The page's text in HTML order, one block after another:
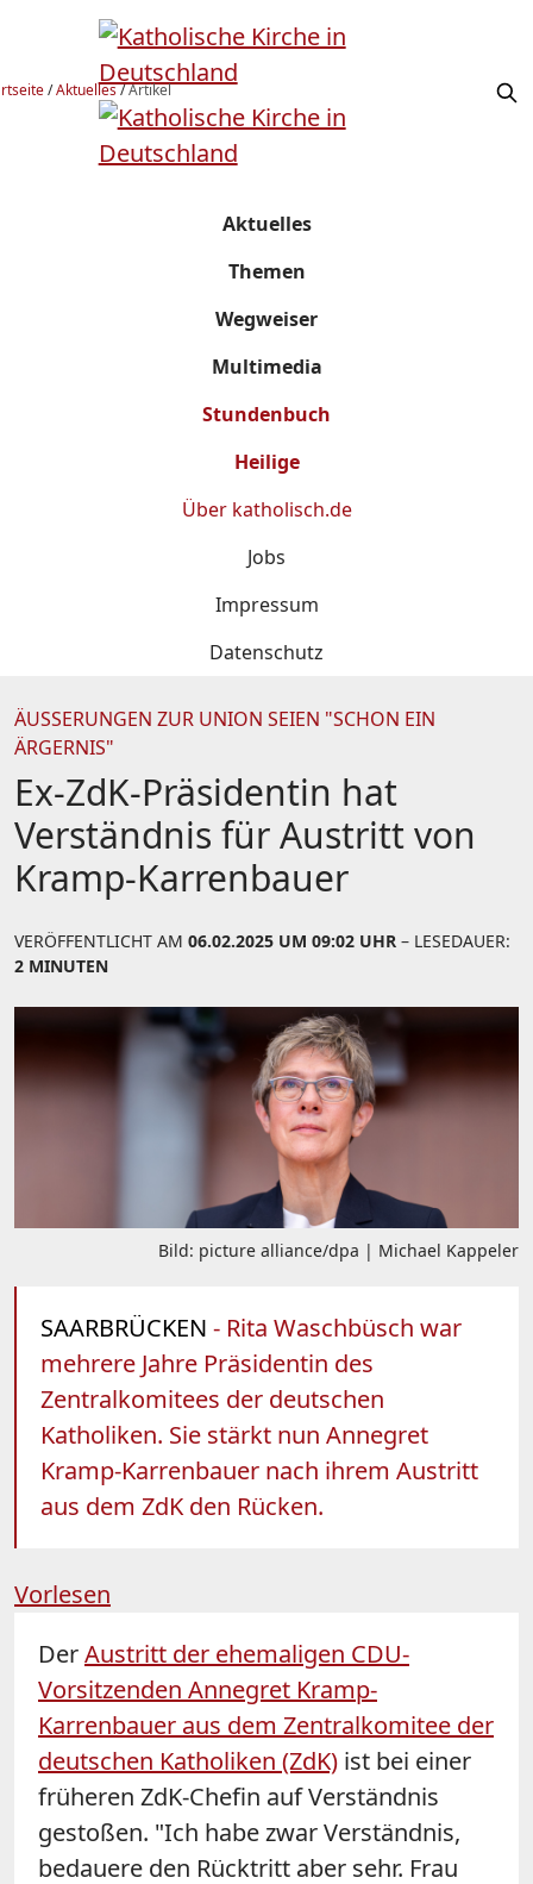
/Aktuelles/Artikel
Aktuelles
Themen
Wegweiser
Multimedia
Stundenbuch
Heilige
Über katholisch.de
Jobs
Impressum
Datenschutz
ÄUSSERUNGEN ZUR UNION SEIEN "SCHON EIN Ä
RGERNIS"
Ex-ZdK-Präsidentin hat
Verständnis für Austritt von
Kramp-Karrenbauer
VERÖFFENTLICHT AM 06.02.2025 UM 09:02 UHR – LESEDAUER:
2 MINUTEN
Bild: picture alliance/dpa | Michael Kappeler
SAARBRÜCKEN - Rita Waschbüsch war
mehrere Jahre Präsidentin des
Zentralkomitees der deutschen
Katholiken. Sie stärkt nun Annegret
Kramp-Karrenbauer nach ihrem Austritt
aus dem ZdK den Rücken.
Vorlesen
DerAustritt der ehemaligen CDU-
Vorsitzenden Annegret Kramp-
Karrenbauer aus dem Zentralkomitee der
deutschen Katholiken (ZdK) ist bei einer
früheren ZdK-Chefin auf Verständnis
gestoßen. "Ich habe zwar Verständnis,
bedauere den Rücktritt aber sehr. Frau